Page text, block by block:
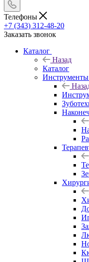
Телефоны
+7 (343) 312-48-20
Заказать звонок
Каталог
Назад
Каталог